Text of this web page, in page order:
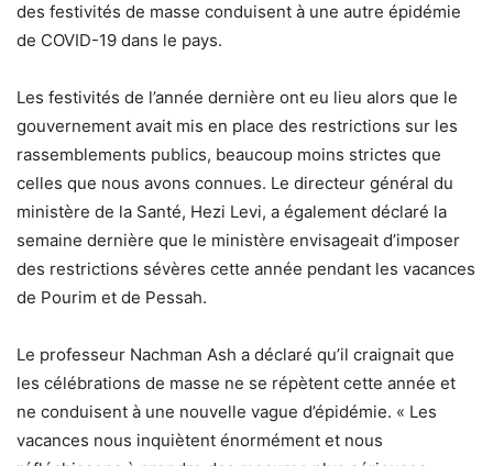
des festivités de masse conduisent à une autre épidémie
de COVID-19 dans le pays.
Les festivités de l’année dernière ont eu lieu alors que le
gouvernement avait mis en place des restrictions sur les
rassemblements publics, beaucoup moins strictes que
celles que nous avons connues. Le directeur général du
ministère de la Santé, Hezi Levi, a également déclaré la
semaine dernière que le ministère envisageait d’imposer
des restrictions sévères cette année pendant les vacances
de Pourim et de Pessah.
Le professeur Nachman Ash a déclaré qu’il craignait que
les célébrations de masse ne se répètent cette année et
ne conduisent à une nouvelle vague d’épidémie. « Les
vacances nous inquiètent énormément et nous